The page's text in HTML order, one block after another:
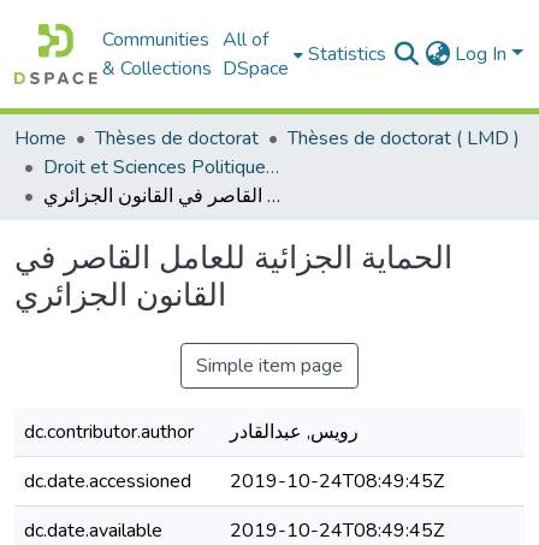
Communities
& Collections
All of
DSpace
Statistics Log In
Home Thèses de doctorat
Thèses de doctorat ( LMD )
Droit et Sciences Politiques - الحقوق و العلوم السياسية
الحماية الجزائية للعامل القاصر في القانون الجزائري
الحماية الجزائية للعامل القاصر في
القانون الجزائري
Simple item page
dc.contributor.author
رويس, عبدالقادر
dc.date.accessioned
2019-10-24T08:49:45Z
dc.date.available
2019-10-24T08:49:45Z